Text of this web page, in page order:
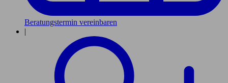
Beratungstermin vereinbaren
|